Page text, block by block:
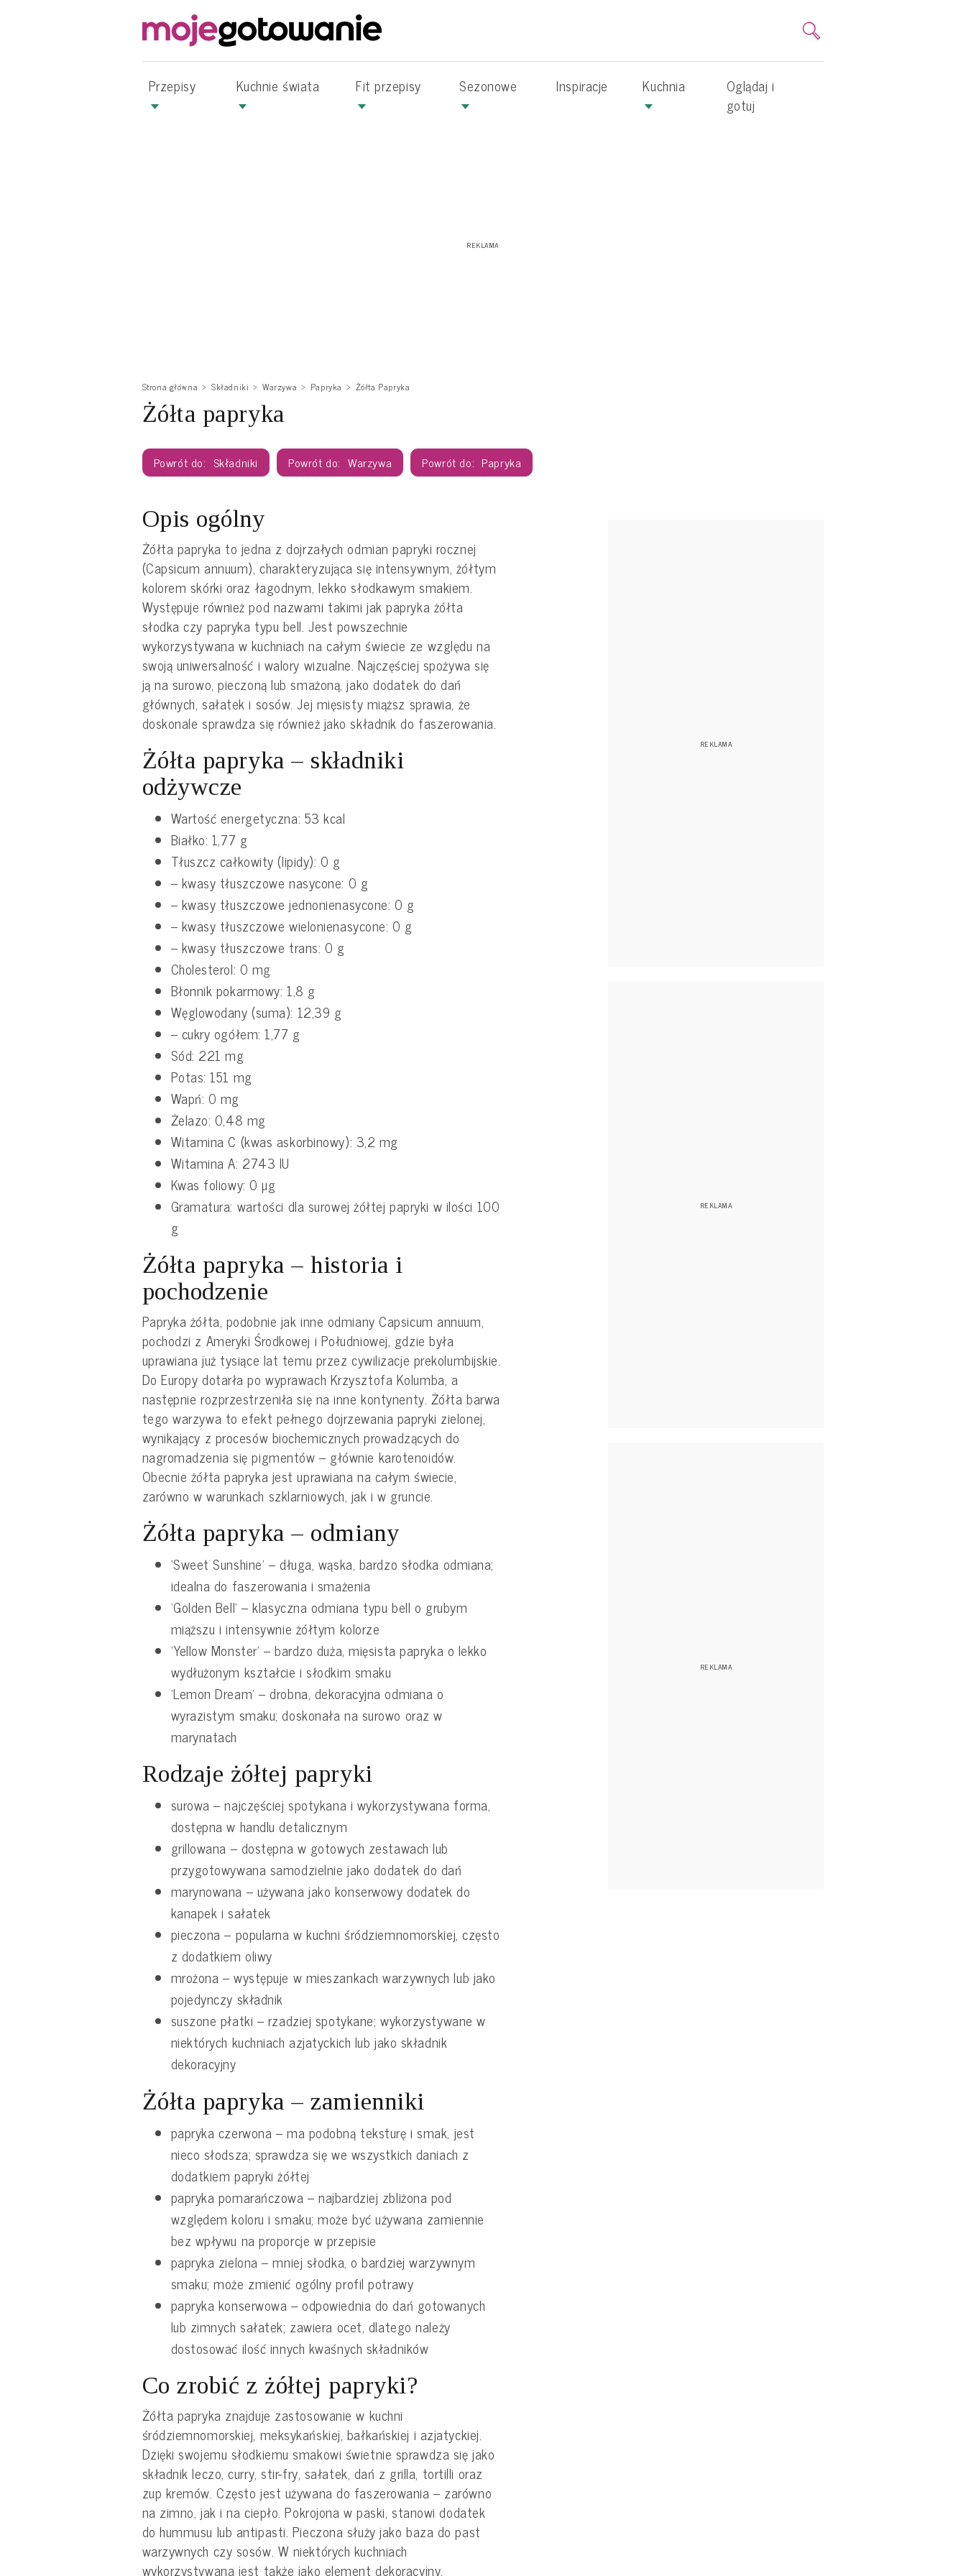
Przepisy Kuchnie świata Fit przepisy Sezonowe Inspiracje Kuchnia
Oglądaj i
gotuj
Strona główna Składniki Warzywa Papryka Żółta Papryka
Żółta papryka
Składniki Warzywa Papryka
Opis ogólny
Żółta papryka to jedna z dojrzałych odmian papryki rocznej
(Capsicum annuum), charakteryzująca się intensywnym, żółtym
kolorem skórki oraz łagodnym, lekko słodkawym smakiem.
Występuje również pod nazwami takimi jak papryka żółta
słodka czy papryka typu bell. Jest powszechnie
wykorzystywana w kuchniach na całym świecie ze względu na
swoją uniwersalność i walory wizualne. Najczęściej spożywa się
ją na surowo, pieczoną lub smażoną, jako dodatek do dań
głównych, sałatek i sosów. Jej mięsisty miąższ sprawia, że
doskonale sprawdza się również jako składnik do faszerowania.
Żółta papryka – składniki
odżywcze
Wartość energetyczna: 53 kcal
Białko: 1,77 g
Tłuszcz całkowity (lipidy): 0 g
– kwasy tłuszczowe nasycone: 0 g
– kwasy tłuszczowe jednonienasycone: 0 g
– kwasy tłuszczowe wielonienasycone: 0 g
– kwasy tłuszczowe trans: 0 g
Cholesterol: 0 mg
Błonnik pokarmowy: 1,8 g
Węglowodany (suma): 12,39 g
– cukry ogółem: 1,77 g
Sód: 221 mg
Potas: 151 mg
Wapń: 0 mg
Żelazo: 0,48 mg
Witamina C (kwas askorbinowy): 3,2 mg
Witamina A: 2743 IU
Kwas foliowy: 0 µg
Gramatura: wartości dla surowej żółtej papryki w ilości 100
g
Żółta papryka – historia i
pochodzenie
Papryka żółta, podobnie jak inne odmiany Capsicum annuum,
pochodzi z Ameryki Środkowej i Południowej, gdzie była
uprawiana już tysiące lat temu przez cywilizacje prekolumbijskie.
Do Europy dotarła po wyprawach Krzysztofa Kolumba, a
następnie rozprzestrzeniła się na inne kontynenty. Żółta barwa
tego warzywa to efekt pełnego dojrzewania papryki zielonej,
wynikający z procesów biochemicznych prowadzących do
nagromadzenia się pigmentów – głównie karotenoidów.
Obecnie żółta papryka jest uprawiana na całym świecie,
zarówno w warunkach szklarniowych, jak i w gruncie.
Żółta papryka – odmiany
‘Sweet Sunshine’ – długa, wąska, bardzo słodka odmiana;
idealna do faszerowania i smażenia
‘Golden Bell’ – klasyczna odmiana typu bell o grubym
miąższu i intensywnie żółtym kolorze
‘Yellow Monster’ – bardzo duża, mięsista papryka o lekko
wydłużonym kształcie i słodkim smaku
‘Lemon Dream’ – drobna, dekoracyjna odmiana o
wyrazistym smaku; doskonała na surowo oraz w
marynatach
Rodzaje żółtej papryki
surowa – najczęściej spotykana i wykorzystywana forma,
dostępna w handlu detalicznym
grillowana – dostępna w gotowych zestawach lub
przygotowywana samodzielnie jako dodatek do dań
marynowana – używana jako konserwowy dodatek do
kanapek i sałatek
pieczona – popularna w kuchni śródziemnomorskiej, często
z dodatkiem oliwy
mrożona – występuje w mieszankach warzywnych lub jako
pojedynczy składnik
suszone płatki – rzadziej spotykane; wykorzystywane w
niektórych kuchniach azjatyckich lub jako składnik
dekoracyjny
Żółta papryka – zamienniki
papryka czerwona – ma podobną teksturę i smak, jest
nieco słodsza; sprawdza się we wszystkich daniach z
dodatkiem papryki żółtej
papryka pomarańczowa – najbardziej zbliżona pod
względem koloru i smaku; może być używana zamiennie
bez wpływu na proporcje w przepisie
papryka zielona – mniej słodka, o bardziej warzywnym
smaku; może zmienić ogólny profil potrawy
papryka konserwowa – odpowiednia do dań gotowanych
lub zimnych sałatek; zawiera ocet, dlatego należy
dostosować ilość innych kwaśnych składników
Co zrobić z żółtej papryki?
Żółta papryka znajduje zastosowanie w kuchni
śródziemnomorskiej, meksykańskiej, bałkańskiej i azjatyckiej.
Dzięki swojemu słodkiemu smakowi świetnie sprawdza się jako
składnik leczo, curry, stir-fry, sałatek, dań z grilla, tortilli oraz
zup kremów. Często jest używana do faszerowania – zarówno
na zimno, jak i na ciepło. Pokrojona w paski, stanowi dodatek
do hummusu lub antipasti. Pieczona służy jako baza do past
warzywnych czy sosów. W niektórych kuchniach
wykorzystywana jest także jako element dekoracyjny.